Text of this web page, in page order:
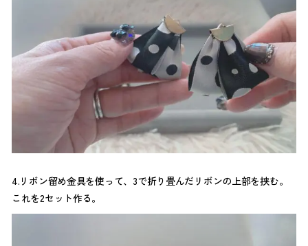
4.リボン留め金具を使って、3で折り畳んだリボンの上部を挟む。
これを2セット作る。